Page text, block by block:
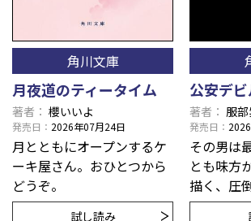
角川文庫
月夜道のティータイム
著者 櫻いいよ
発売日 2026年07月24日
月とともにオープンするケ
ーキ屋さん。おひとつから
どうぞ。
試し読み
公安デ
著者 服
発売日
その男は
とも味方
描く、圧